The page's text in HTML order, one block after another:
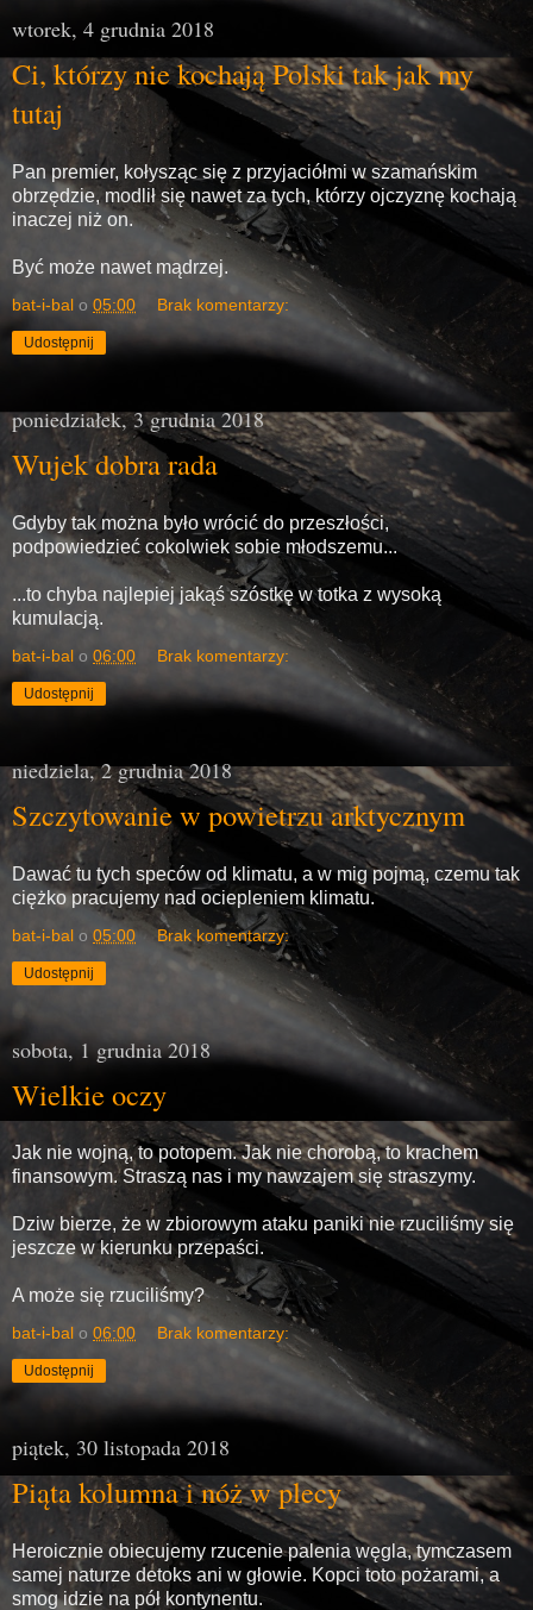
wtorek, 4 grudnia 2018
Ci, którzy nie kochają Polski tak jak my
tutaj
Pan premier, kołysząc się z przyjaciółmi w szamańskim
obrzędzie, modlił się nawet za tych, którzy ojczyznę kochają
inaczej niż on.
Być może nawet mądrzej.
bat-i-bal o 05:00 Brak komentarzy:
Udostępnij
poniedziałek, 3 grudnia 2018
Wujek dobra rada
Gdyby tak można było wrócić do przeszłości,
podpowiedzieć cokolwiek sobie młodszemu...
...to chyba najlepiej jakąś szóstkę w totka z wysoką
kumulacją.
bat-i-bal o 06:00 Brak komentarzy:
Udostępnij
niedziela, 2 grudnia 2018
Szczytowanie w powietrzu arktycznym
Dawać tu tych speców od klimatu, a w mig pojmą, czemu tak
ciężko pracujemy nad ociepleniem klimatu.
bat-i-bal o 05:00 Brak komentarzy:
Udostępnij
sobota, 1 grudnia 2018
Wielkie oczy
Jak nie wojną, to potopem. Jak nie chorobą, to krachem
finansowym. Straszą nas i my nawzajem się straszymy.
Dziw bierze, że w zbiorowym ataku paniki nie rzuciliśmy się
jeszcze w kierunku przepaści.
A może się rzuciliśmy?
bat-i-bal o 06:00 Brak komentarzy:
Udostępnij
piątek, 30 listopada 2018
Piąta kolumna i nóż w plecy
Heroicznie obiecujemy rzucenie palenia węgla, tymczasem
samej naturze detoks ani w głowie. Kopci toto pożarami, a
smog idzie na pół kontynentu.